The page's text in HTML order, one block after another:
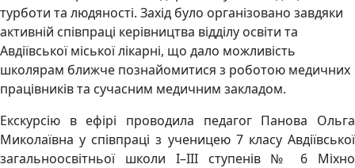
турботи та людяності. Захід було організовано завдяки
активній співпраці керівництва відділу освіти та
Авдіївської міської лікарні, що дало можливість
школярам ближче познайомитися з роботою медичних
працівників та сучасним медичним закладом.
Екскурсію в ефірі проводила педагог Панова Ольга
Миколаївна у співпраці з ученицею 7 класу Авдіївської
загальноосвітньої школи І–ІІІ ступенів № 6 Міхно